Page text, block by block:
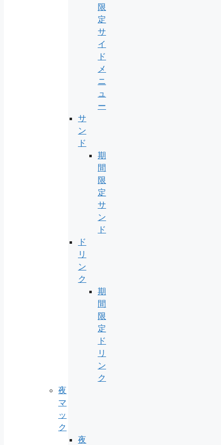
限
定
サ
イ
ド
メ
ニ
ュ
ー
サ
ン
ド
期
間
限
定
サ
ン
ド
ド
リ
ン
ク
期
間
限
定
ド
リ
ン
ク
夜
マ
ッ
ク
夜